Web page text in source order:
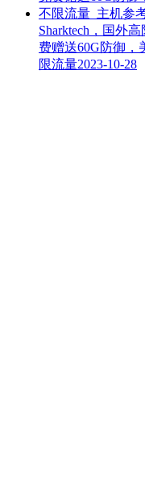
Sharktech，国外
费赠送60G防御，
限流量2023-10-28